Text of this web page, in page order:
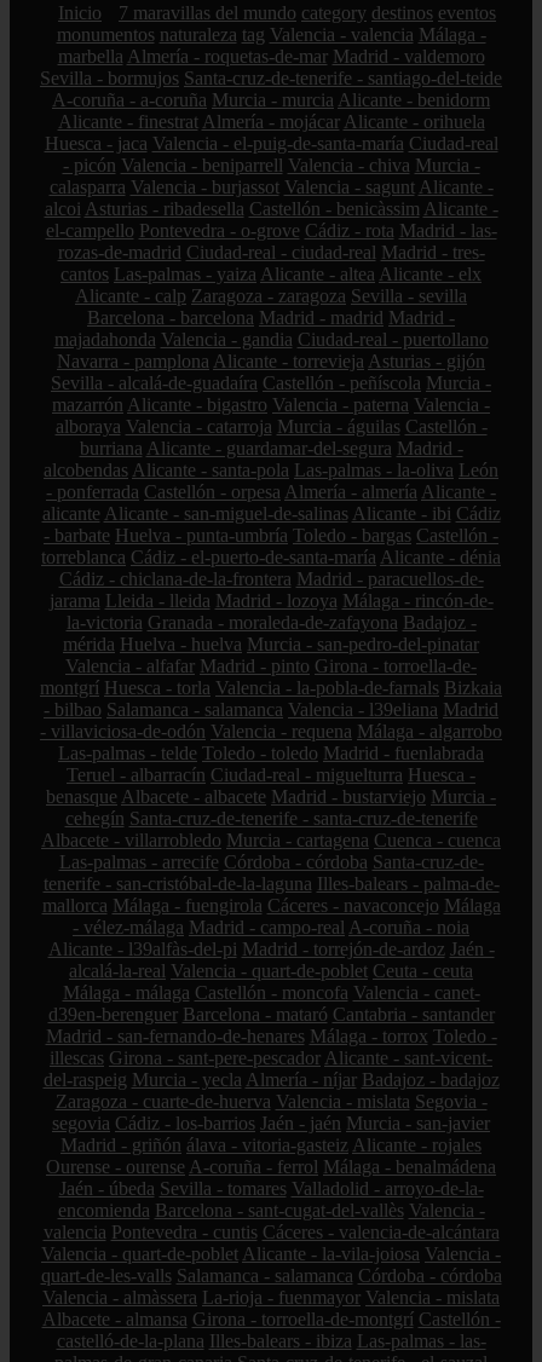
Inicio 7 maravillas del mundo category destinos eventos
monumentos naturaleza tag Valencia - valencia Málaga -
marbella Almería - roquetas-de-mar Madrid - valdemoro
Sevilla - bormujos Santa-cruz-de-tenerife - santiago-del-teide
A-coruña - a-coruña Murcia - murcia Alicante - benidorm
Alicante - finestrat Almería - mojácar Alicante - orihuela
Huesca - jaca Valencia - el-puig-de-santa-maría Ciudad-real
- picón Valencia - beniparrell Valencia - chiva Murcia -
calasparra Valencia - burjassot Valencia - sagunt Alicante -
alcoi Asturias - ribadesella Castellón - benicàssim Alicante -
el-campello Pontevedra - o-grove Cádiz - rota Madrid - las-
rozas-de-madrid Ciudad-real - ciudad-real Madrid - tres-
cantos Las-palmas - yaiza Alicante - altea Alicante - elx
Alicante - calp Zaragoza - zaragoza Sevilla - sevilla
Barcelona - barcelona Madrid - madrid Madrid -
majadahonda Valencia - gandia Ciudad-real - puertollano
Navarra - pamplona Alicante - torrevieja Asturias - gijón
Sevilla - alcalá-de-guadaíra Castellón - peñíscola Murcia -
mazarrón Alicante - bigastro Valencia - paterna Valencia -
alboraya Valencia - catarroja Murcia - águilas Castellón -
burriana Alicante - guardamar-del-segura Madrid -
alcobendas Alicante - santa-pola Las-palmas - la-oliva León
- ponferrada Castellón - orpesa Almería - almería Alicante -
alicante Alicante - san-miguel-de-salinas Alicante - ibi Cádiz
- barbate Huelva - punta-umbría Toledo - bargas Castellón -
torreblanca Cádiz - el-puerto-de-santa-maría Alicante - dénia
Cádiz - chiclana-de-la-frontera Madrid - paracuellos-de-
jarama Lleida - lleida Madrid - lozoya Málaga - rincón-de-
la-victoria Granada - moraleda-de-zafayona Badajoz -
mérida Huelva - huelva Murcia - san-pedro-del-pinatar
Valencia - alfafar Madrid - pinto Girona - torroella-de-
montgrí Huesca - torla Valencia - la-pobla-de-farnals Bizkaia
- bilbao Salamanca - salamanca Valencia - l39eliana Madrid
- villaviciosa-de-odón Valencia - requena Málaga - algarrobo
Las-palmas - telde Toledo - toledo Madrid - fuenlabrada
Teruel - albarracín Ciudad-real - miguelturra Huesca -
benasque Albacete - albacete Madrid - bustarviejo Murcia -
cehegín Santa-cruz-de-tenerife - santa-cruz-de-tenerife
Albacete - villarrobledo Murcia - cartagena Cuenca - cuenca
Las-palmas - arrecife Córdoba - córdoba Santa-cruz-de-
tenerife - san-cristóbal-de-la-laguna Illes-balears - palma-de-
mallorca Málaga - fuengirola Cáceres - navaconcejo Málaga
- vélez-málaga Madrid - campo-real A-coruña - noia
Alicante - l39alfàs-del-pi Madrid - torrejón-de-ardoz Jaén -
alcalá-la-real Valencia - quart-de-poblet Ceuta - ceuta
Málaga - málaga Castellón - moncofa Valencia - canet-
d39en-berenguer Barcelona - mataró Cantabria - santander
Madrid - san-fernando-de-henares Málaga - torrox Toledo -
illescas Girona - sant-pere-pescador Alicante - sant-vicent-
del-raspeig Murcia - yecla Almería - níjar Badajoz - badajoz
Zaragoza - cuarte-de-huerva Valencia - mislata Segovia -
segovia Cádiz - los-barrios Jaén - jaén Murcia - san-javier
Madrid - griñón álava - vitoria-gasteiz Alicante - rojales
Ourense - ourense A-coruña - ferrol Málaga - benalmádena
Jaén - úbeda Sevilla - tomares Valladolid - arroyo-de-la-
encomienda Barcelona - sant-cugat-del-vallès Valencia -
valencia Pontevedra - cuntis Cáceres - valencia-de-alcántara
Valencia - quart-de-poblet Alicante - la-vila-joiosa Valencia -
quart-de-les-valls Salamanca - salamanca Córdoba - córdoba
Valencia - almàssera La-rioja - fuenmayor Valencia - mislata
Albacete - almansa Girona - torroella-de-montgrí Castellón -
castelló-de-la-plana Illes-balears - ibiza Las-palmas - las-